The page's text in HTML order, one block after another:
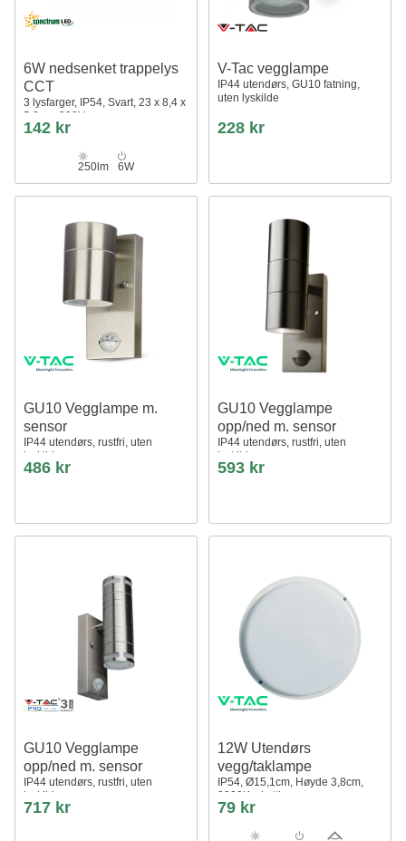
6W nedsenket trappelys
CCT
3 lysfarger, IP54, Svart, 23 x 8,4 x
5,2cm, 230V
142 kr
250lm 6W
V-Tac vegglampe
IP44 utendørs, GU10 fatning,
uten lyskilde
228 kr
GU10 Vegglampe m.
sensor
IP44 utendørs, rustfri, uten
lyskilde
486 kr
GU10 Vegglampe
opp/ned m. sensor
IP44 utendørs, rustfri, uten
lyskilde
593 kr
GU10 Vegglampe
opp/ned m. sensor
IP44 utendørs, rustfri, uten
lyskilde
717 kr
12W Utendørs
vegg/taklampe
IP54, Ø15,1cm, Høyde 3,8cm,
3000K, skottlampe
79 kr